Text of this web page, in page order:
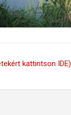
kattintson IDE)